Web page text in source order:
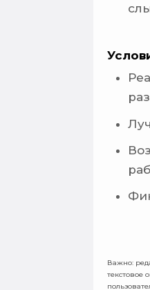
Важно:
текстовое